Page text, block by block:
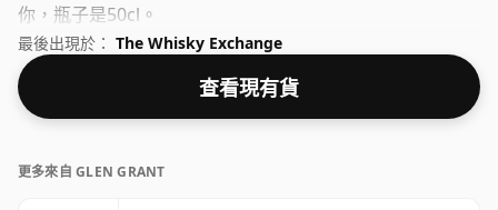
你，瓶子是50cl。
最後出現於： The Whisky Exchange
查看現有貨
更多來自 GLEN GRANT